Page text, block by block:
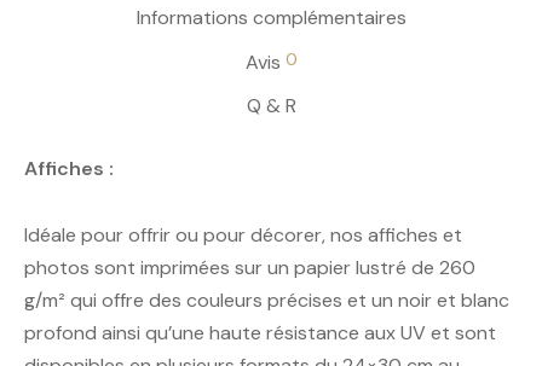
Informations complémentaires
Avis 0
Q & R
Affiches :
Idéale pour offrir ou pour décorer, nos affiches et
photos sont imprimées sur un papier lustré de 260
g/m² qui offre des couleurs précises et un noir et blanc
profond ainsi qu’une haute résistance aux UV et sont